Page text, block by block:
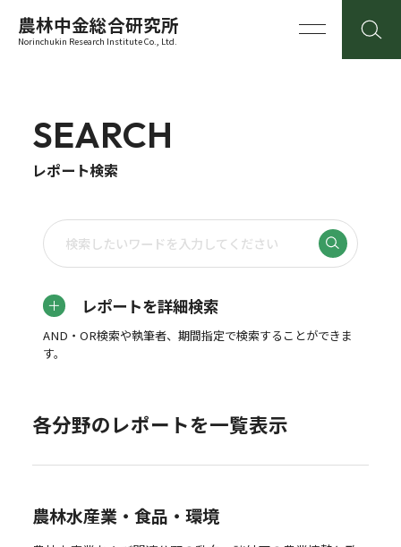
農林中金総合研究所
Norinchukin Research Institute Co., Ltd.
SEARCH
レポート検索
レポートを詳細検索
AND・OR検索や執筆者、期間指定で検索することができま
す。
各分野のレポートを一覧表示
農林水産業・食品・環境